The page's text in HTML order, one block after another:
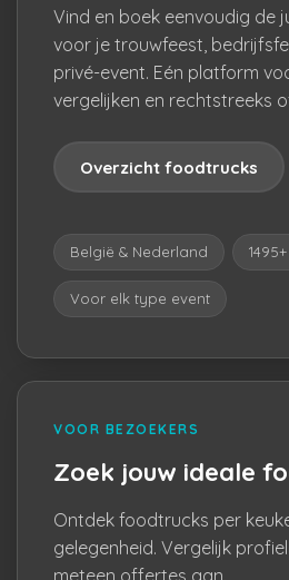
Vind en boek eenvoudig de
voor je trouwfeest,
privé-event. Eén platform
vergelijken en rechtstreeks
Overzicht foodtrucks
België & Nederland
Voor elk type event
VOOR BEZOEKERS
Zoek jouw ideale
Ontdek foodtrucks per
gelegenheid. Vergelijk
meteen offertes aan.